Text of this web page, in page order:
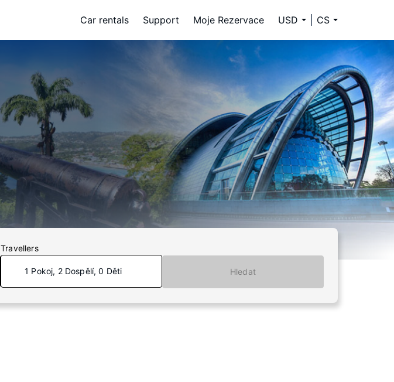
Car rentals Support Moje Rezervace USD CS
Travellers
1 Pokoj, 2 Dospělí, 0 Děti Hledat